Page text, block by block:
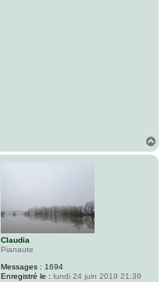
u
Claudia
Pianaute
Messages : 1694
Enregistré le : lundi 24 juin 2019 21:39